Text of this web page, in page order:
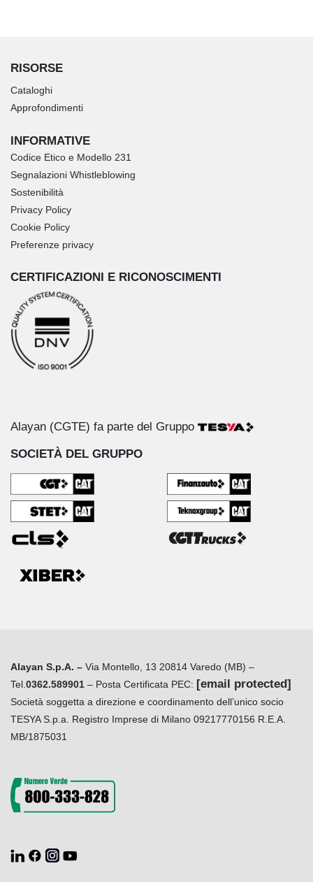
RISORSE
Cataloghi
Approfondimenti
INFORMATIVE
Codice Etico e Modello 231
Segnalazioni Whistleblowing
Sostenibilità
Privacy Policy
Cookie Policy
Preferenze privacy
CERTIFICAZIONI E RICONOSCIMENTI
Alayan (CGTE) fa parte del Gruppo
SOCIETÀ DEL GRUPPO
Alayan S.p.A. – Via Montello, 13 20814 Varedo (MB) –
Tel. 0362.589901 – Posta Certificata PEC: [email protected]
Società soggetta a direzione e coordinamento dell’unico socio
TESYA S.p.a. Registro Imprese di Milano 09217770156 R.E.A.
MB/1875031